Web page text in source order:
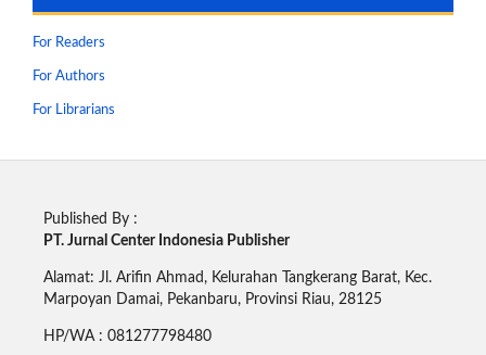
For Readers
For Authors
For Librarians
Published By :
PT. Jurnal Center Indonesia Publisher
Alamat: Jl. Arifin Ahmad, Kelurahan Tangkerang Barat, Kec.
Marpoyan Damai, Pekanbaru, Provinsi Riau, 28125
HP/WA : 081277798480